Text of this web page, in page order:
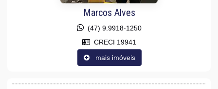
Características do EmpreendimentoMarcos Alves
(47) 9.9918-1250
CRECI 19941
mais imóveis